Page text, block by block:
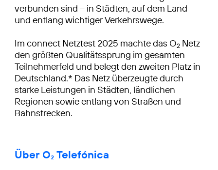
verbunden sind – in Städten, auf dem Land
und entlang wichtiger Verkehrswege.
Im connect Netztest 2025 machte das O2 Netz
den größten Qualitätssprung im gesamten
Teilnehmerfeld und belegt den zweiten Platz in
Deutschland.* Das Netz überzeugte durch
starke Leistungen in Städten, ländlichen
Regionen sowie entlang von Straßen und
Bahnstrecken.
Über O₂ Telefónica